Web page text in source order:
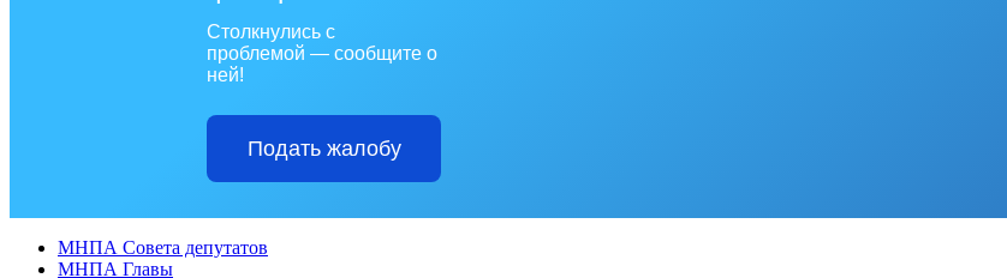
Столкнулись с
проблемой — сообщите о
ней!
Подать жалобу
МНПА Совета депутатов
МНПА Главы